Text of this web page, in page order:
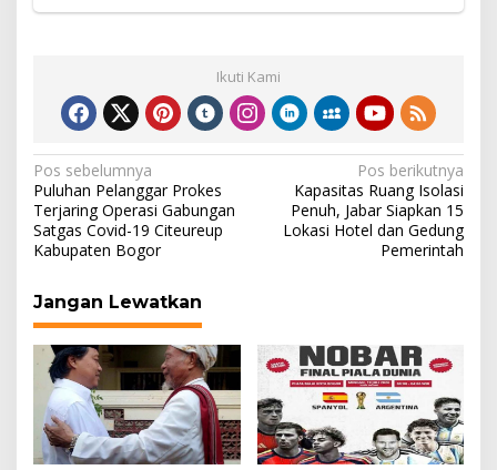
Ikuti Kami
Navigasi
pos
Pos sebelumnya
Puluhan Pelanggar Prokes
Terjaring Operasi Gabungan
Satgas Covid-19 Citeureup
Kabupaten Bogor
Pos berikutnya
Kapasitas Ruang Isolasi
Penuh, Jabar Siapkan 15
Lokasi Hotel dan Gedung
Pemerintah
Jangan Lewatkan